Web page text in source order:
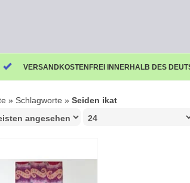
VERSANDKOSTENFREI INNERHALB DES
» Schlagworte » Seiden ikat